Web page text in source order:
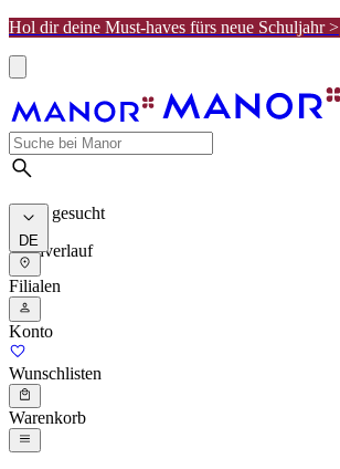
Hol dir deine Must-haves fürs neue Schuljahr >
Meist gesucht
Suchverlauf
DE
Filialen
Konto
Wunschlisten
Warenkorb